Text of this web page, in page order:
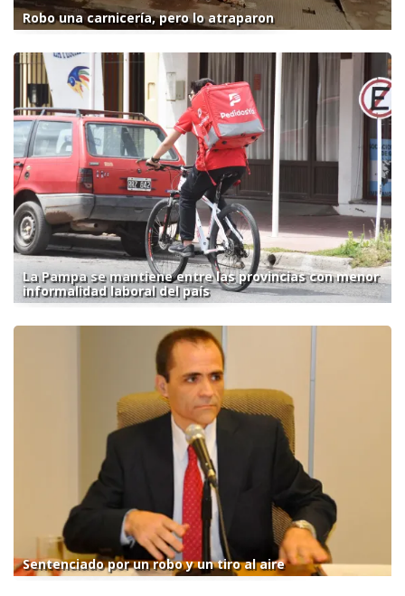
Robo una carnicería, pero lo atraparon
La Pampa se mantiene entre las provincias con menor
informalidad laboral del país
Sentenciado por un robo y un tiro al aire